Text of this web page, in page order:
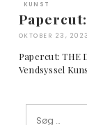
KUNST
OKTOBER 23, 2023
Papercut:
Vendsyssel